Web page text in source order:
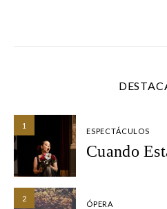
1
ESPECTÁCULOS
Cuando
2
ÓPERA